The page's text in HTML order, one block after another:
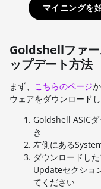
マイニングを
Goldshellファ
ップデート方法
まず、 こちらのページ
ウェアをダウンロードし
Goldshell ASIC
き
左側にある
ダウンロードし
Updateセクショ
てください